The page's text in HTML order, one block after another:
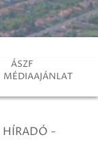
ÁSZF
MÉDIAAJÁNLAT
HÍRADÓ -